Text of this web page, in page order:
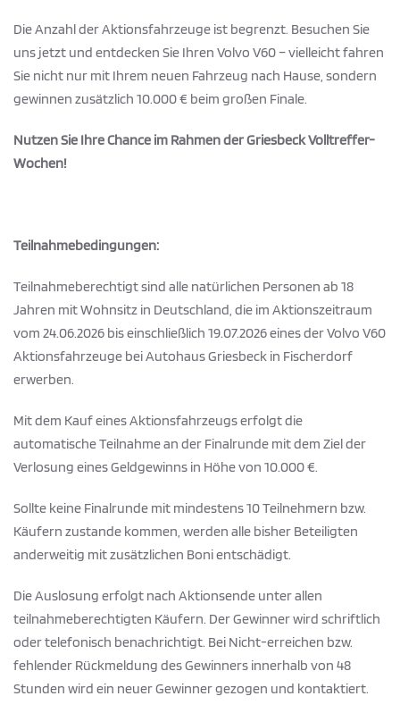
Die Anzahl der Aktionsfahrzeuge ist begrenzt. Besuchen Sie
uns jetzt und entdecken Sie Ihren Volvo V60 – vielleicht fahren
Sie nicht nur mit Ihrem neuen Fahrzeug nach Hause, sondern
gewinnen zusätzlich 10.000 € beim großen Finale.
Nutzen Sie Ihre Chance im Rahmen der Griesbeck Volltreffer-
Wochen!
Teilnahmebedingungen:
Teilnahmeberechtigt sind alle natürlichen Personen ab 18
Jahren mit Wohnsitz in Deutschland, die im Aktionszeitraum
vom 24.06.2026 bis einschließlich 19.07.2026 eines der Volvo V60
Aktionsfahrzeuge bei Autohaus Griesbeck in Fischerdorf
erwerben.
Mit dem Kauf eines Aktionsfahrzeugs erfolgt die
automatische Teilnahme an der Finalrunde mit dem Ziel der
Verlosung eines Geldgewinns in Höhe von 10.000 €.
Sollte keine Finalrunde mit mindestens 10 Teilnehmern bzw.
Käufern zustande kommen, werden alle bisher Beteiligten
anderweitig mit zusätzlichen Boni entschädigt.
Die Auslosung erfolgt nach Aktionsende unter allen
teilnahmeberechtigten Käufern. Der Gewinner wird schriftlich
oder telefonisch benachrichtigt. Bei Nicht-erreichen bzw.
fehlender Rückmeldung des Gewinners innerhalb von 48
Stunden wird ein neuer Gewinner gezogen und kontaktiert.